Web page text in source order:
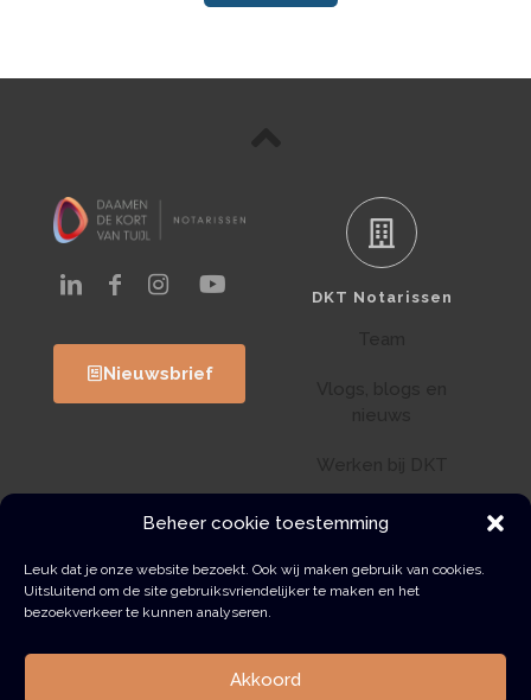
Beheer cookie toestemming
Leuk dat je onze website bezoekt. Ook wij maken gebruik van cookies.
Uitsluitend om de site gebruiksvriendelijker te maken en het
bezoekverkeer te kunnen analyseren.
Akkoord
Nieuwsbrief
DKT Notarissen
Klantenportaal
Wwft